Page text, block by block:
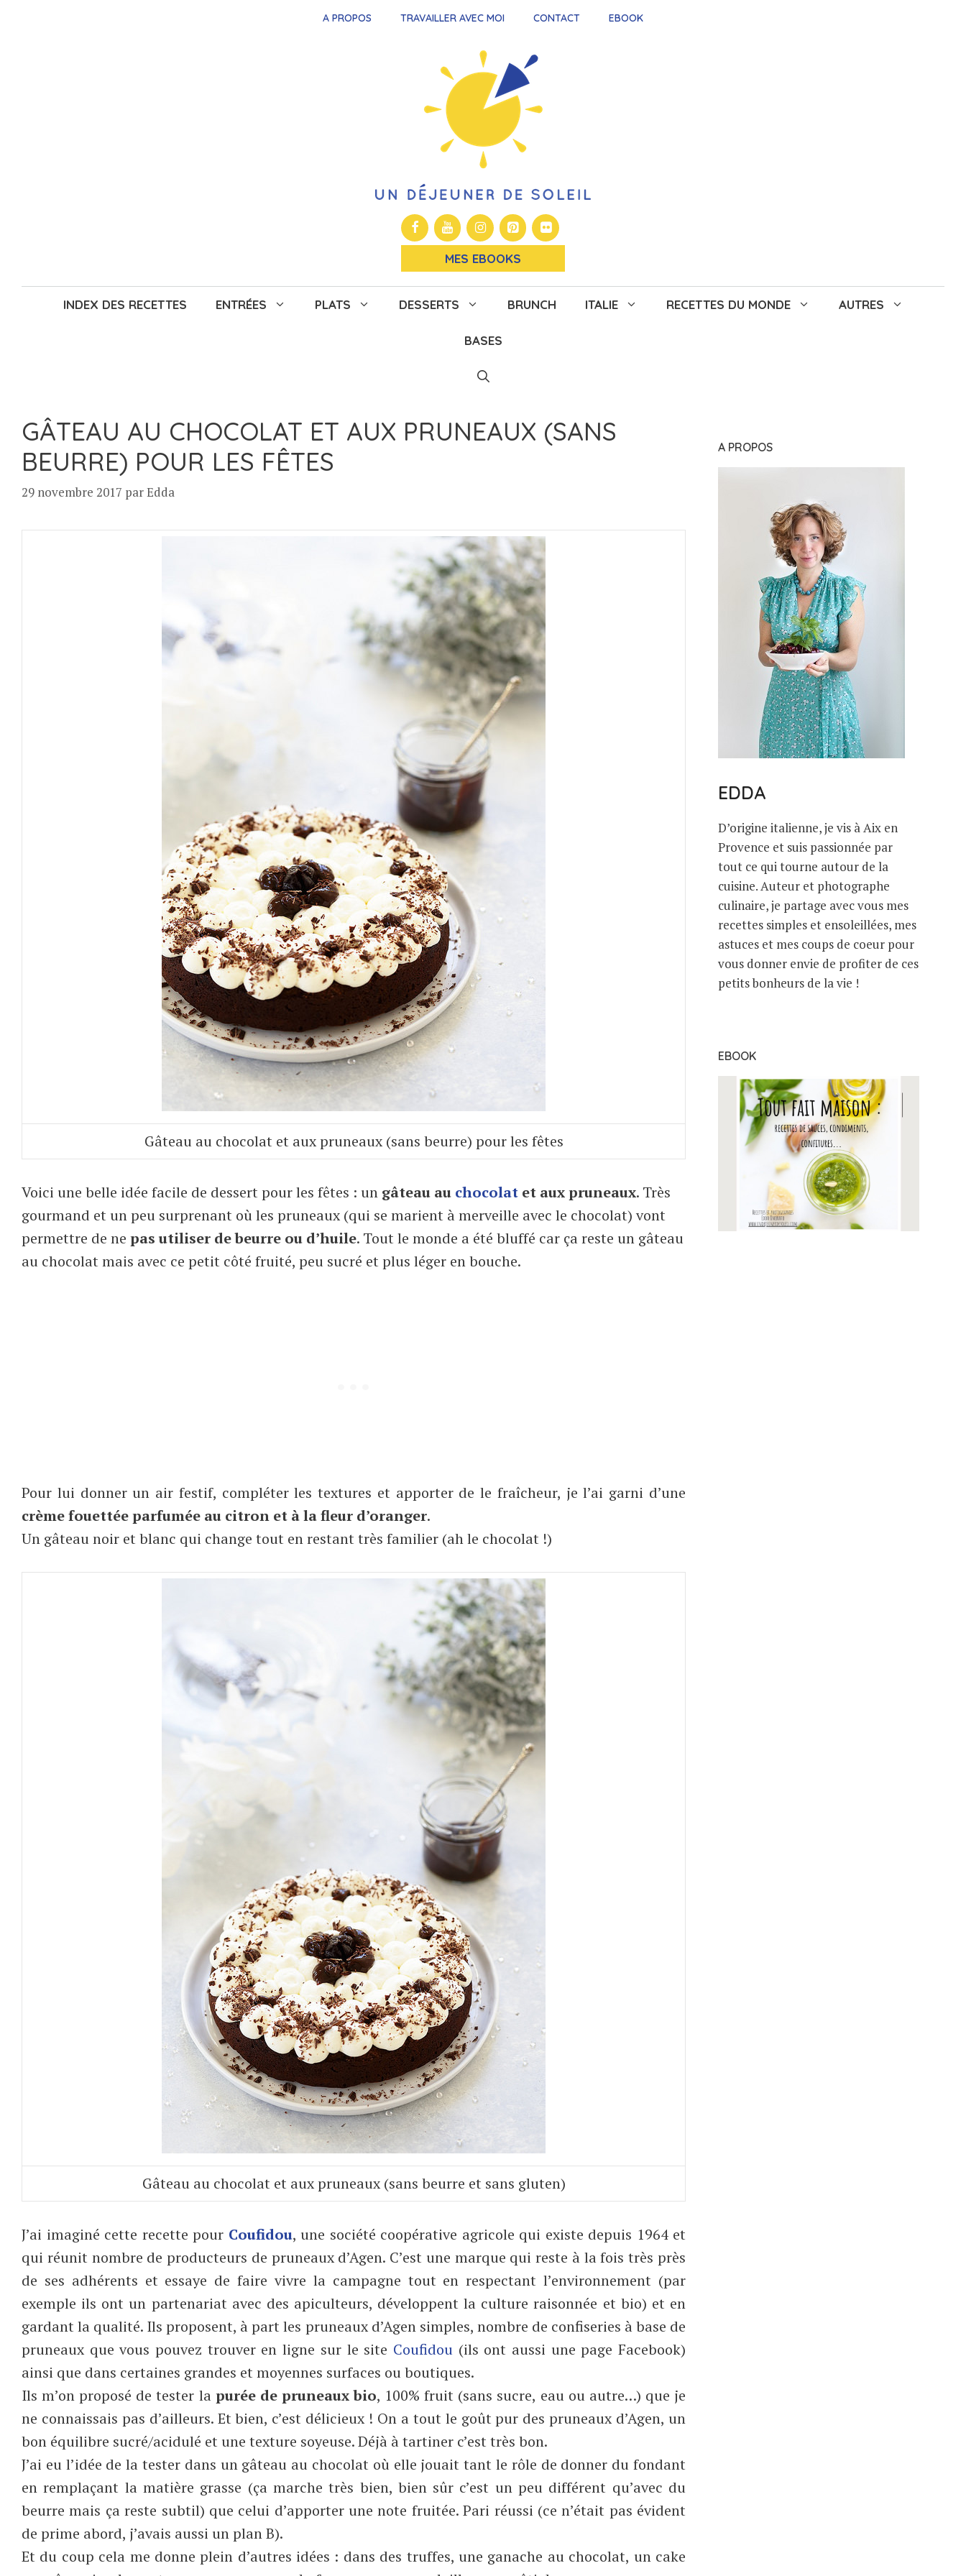
A PROPOS TRAVAILLER AVEC MOI CONTACT EBOOK
MES EBOOKS
INDEX DES RECETTES ENTRÉES PLATS DESSERTS BRUNCH ITALIE RECETTES DU MONDE AUTRES
BASES
GÂTEAU AU CHOCOLAT ET AUX PRUNEAUX (SANS
BEURRE) POUR LES FÊTES
29 novembre 2017 parEdda
Gâteau au chocolat et aux pruneaux (sans beurre) pour les fêtes
Voici une belle idée facile de dessert pour les fêtes : un gâteau au chocolat et aux pruneaux. Très
gourmand et un peu surprenant où les pruneaux (qui se marient à merveille avec le chocolat) vont
permettre de ne pas utiliser de beurre ou d’huile. Tout le monde a été bluffé car ça reste un gâteau
au chocolat mais avec ce petit côté fruité, peu sucré et plus léger en bouche.
Pour lui donner un air festif, compléter les textures et apporter de le fraîcheur, je l’ai garni d’une
crème fouettée parfumée au citron et à la fleur d’oranger.
Un gâteau noir et blanc qui change tout en restant très familier (ah le chocolat !)
Gâteau au chocolat et aux pruneaux (sans beurre et sans gluten)
J’ai imaginé cette recette pour Coufidou, une société coopérative agricole qui existe depuis 1964 et
qui réunit nombre de producteurs de pruneaux d’Agen. C’est une marque qui reste à la fois très près
de ses adhérents et essaye de faire vivre la campagne tout en respectant l’environnement (par
exemple ils ont un partenariat avec des apiculteurs, développent la culture raisonnée et bio) et en
gardant la qualité. Ils proposent, à part les pruneaux d’Agen simples, nombre de confiseries à base de
pruneaux que vous pouvez trouver en ligne sur le site Coufidou(ils ont aussi une page Facebook)
ainsi que dans certaines grandes et moyennes surfaces ou boutiques.
Ils m’on proposé de tester la purée de pruneaux bio, 100% fruit (sans sucre, eau ou autre…) que je
ne connaissais pas d’ailleurs. Et bien, c’est délicieux ! On a tout le goût pur des pruneaux d’Agen, un
bon équilibre sucré/acidulé et une texture soyeuse. Déjà à tartiner c’est très bon.
J’ai eu l’idée de la tester dans un gâteau au chocolat où elle jouait tant le rôle de donner du fondant
en remplaçant la matière grasse (ça marche très bien, bien sûr c’est un peu différent qu’avec du
beurre mais ça reste subtil) que celui d’apporter une note fruitée. Pari réussi (ce n’était pas évident
de prime abord, j’avais aussi un plan B).
Et du coup cela me donne plein d’autres idées : dans des truffes, une ganache au chocolat, un cake
A PROPOS
EDDA
D’origine italienne, je vis à Aix en
Provence et suis passionnée par
tout ce qui tourne autour de la
cuisine. Auteur et photographe
culinaire, je partage avec vous mes
recettes simples et ensoleillées, mes
astuces et mes coups de coeur pour
vous donner envie de profiter de ces
petits bonheurs de la vie !
EBOOK